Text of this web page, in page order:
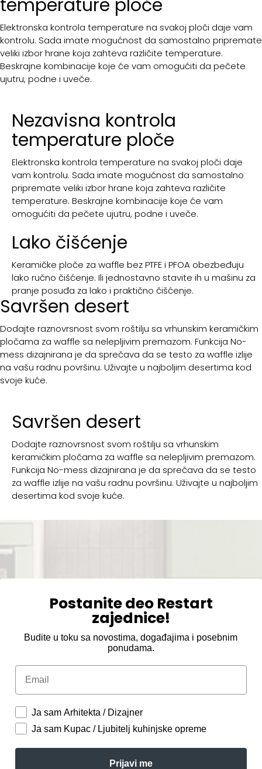
temperature ploče
Elektronska kontrola temperature na svakoj ploči daje vam
kontrolu. Sada imate mogućnost da samostalno pripremate
veliki izbor hrane koja zahteva različite temperature.
Beskrajne kombinacije koje će vam omogućiti da pečete
ujutru, podne i uveče.
Nezavisna kontrola
temperature ploče
Elektronska kontrola temperature na svakoj ploči daje
vam kontrolu. Sada imate mogućnost da samostalno
pripremate veliki izbor hrane koja zahteva različite
temperature. Beskrajne kombinacije koje će vam
omogućiti da pečete ujutru, podne i uveče.
Lako čišćenje
Keramičke ploče za waffle bez PTFE i PFOA obezbeđuju
lako ručno čišćenje. Ili jednostavno stavite ih u mašinu za
pranje posuđa za lako i praktično čišćenje.
Savršen desert
Dodajte raznovrsnost svom roštilju sa vrhunskim keramičkim
pločama za waffle sa nelepljivim premazom. Funkcija No-
mess dizajnirana je da sprečava da se testo za waffle izlije
na vašu radnu površinu. Uživajte u najboljim desertima kod
svoje kuće.
Savršen desert
Dodajte raznovrsnost svom roštilju sa vrhunskim
keramičkim pločama za waffle sa nelepljivim premazom.
Funkcija No-mess dizajnirana je da sprečava da se testo
za waffle izlije na vašu radnu površinu. Uživajte u najboljim
desertima kod svoje kuće.
Postanite deo Restart
zajednice!
Budite u toku sa novostima, događajima i posebnim
ponudama.
Email
Ja sam Arhitekta / Dizajner
Ja sam Kupac / Ljubitelj kuhinjske opreme
Prijavi me